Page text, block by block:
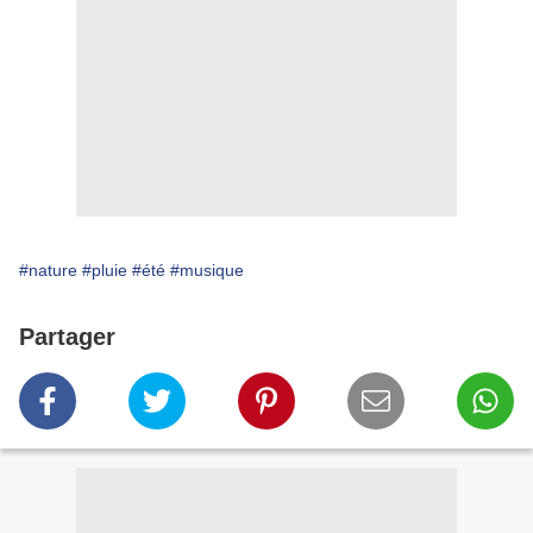
#nature #pluie #été #musique
Partager